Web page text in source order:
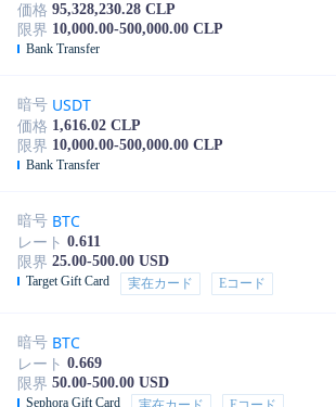
価格 95,328,230.28 CLP
限界 10,000.00-500,000.00 CLP
Bank Transfer
暗号 USDT
価格 1,616.02 CLP
限界 10,000.00-500,000.00 CLP
Bank Transfer
暗号 BTC
レート 0.611
限界 25.00-500.00 USD
Target Gift Card 実在カード Eコード
暗号 BTC
レート 0.669
限界 50.00-500.00 USD
Sephora Gift Card